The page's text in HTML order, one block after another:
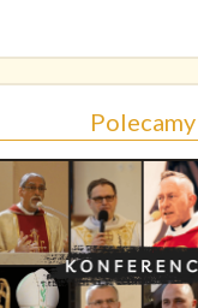
Polecamy